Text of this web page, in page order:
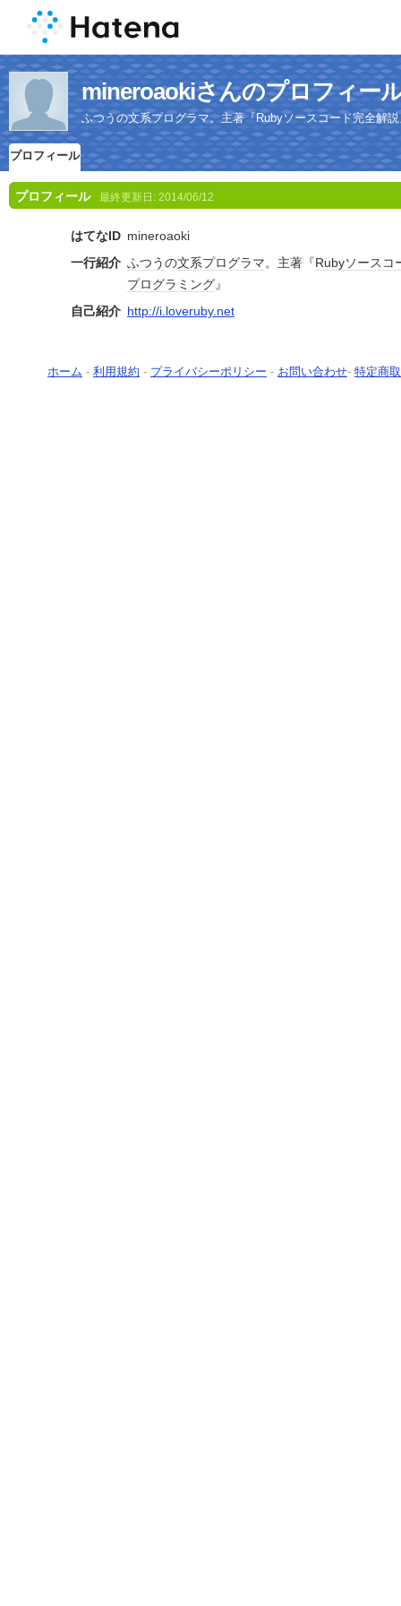
mineroaokiさんのプロフィー
ふつうの文系プログラマ。主著『Rubyソースコード完全解
プロフィール
プロフィール 最終更新日: 2014/06/12
はてなID mineroaoki
一行紹介 ふつうの文系プログラマ。主著『Rubyソースコ
プログラミング』
自己紹介 http://i.loveruby.net
ホーム - 利用規約 - プライバシーポリシー - お問い合わせ- 特定商